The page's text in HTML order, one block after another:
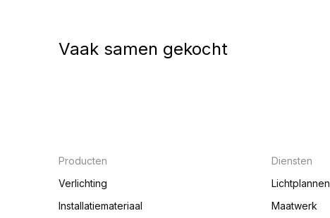
Vaak samen gekocht
Producten
Verlichting
Installatiemateriaal
Diensten
Lichtplannen
Maatwerk